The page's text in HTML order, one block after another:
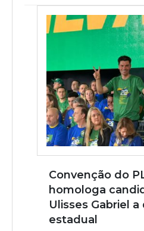
Convenção do
homologa
Ulisses Gabriel
estadual